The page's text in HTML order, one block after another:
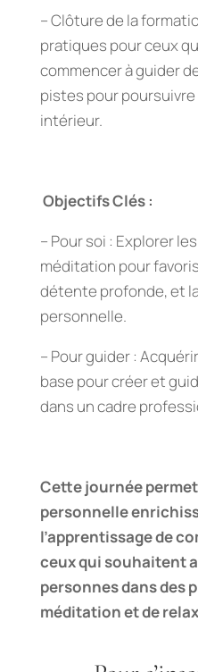
– Clôture de la
pratiques pour ceux
commencer à guider
pistes pour
intérieur.
Objectifs Clés :
– Pour soi : Explorer
méditation pour
détente profonde, et
personnelle.
– Pour guider :
base pour créer et
dans un cadre
Cette journée
personnelle
l’apprentissage de
ceux qui souhaitent
personnes dans des
méditation et de